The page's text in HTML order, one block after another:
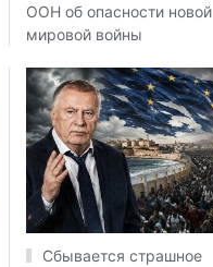
ООН об опасности новой
мировой войны
Сбывается страшное